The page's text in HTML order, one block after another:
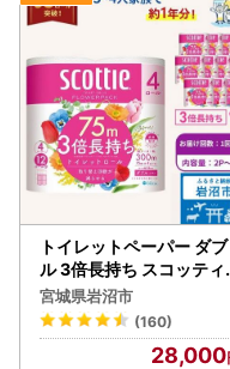
トイレットペーパー ダブ
ル 3倍長持ち スコッティ
香り付き 4R×12P トイレ
ット
宮城県岩沼市
(160)
28,000